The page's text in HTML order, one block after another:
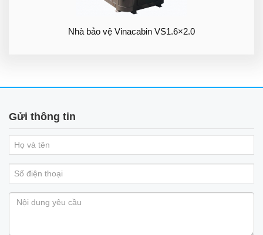
Nhà bảo vệ Vinacabin VS1.6×2.0
Gửi thông tin